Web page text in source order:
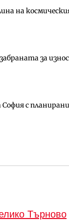
на
за износ
с
придобиване
план
надзора на
оценки на
езеро става
„на ръчно
Търново